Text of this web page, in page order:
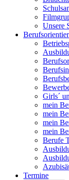
Unsere
Girls´
mein
mein
mein
mein
Berufe
Termine